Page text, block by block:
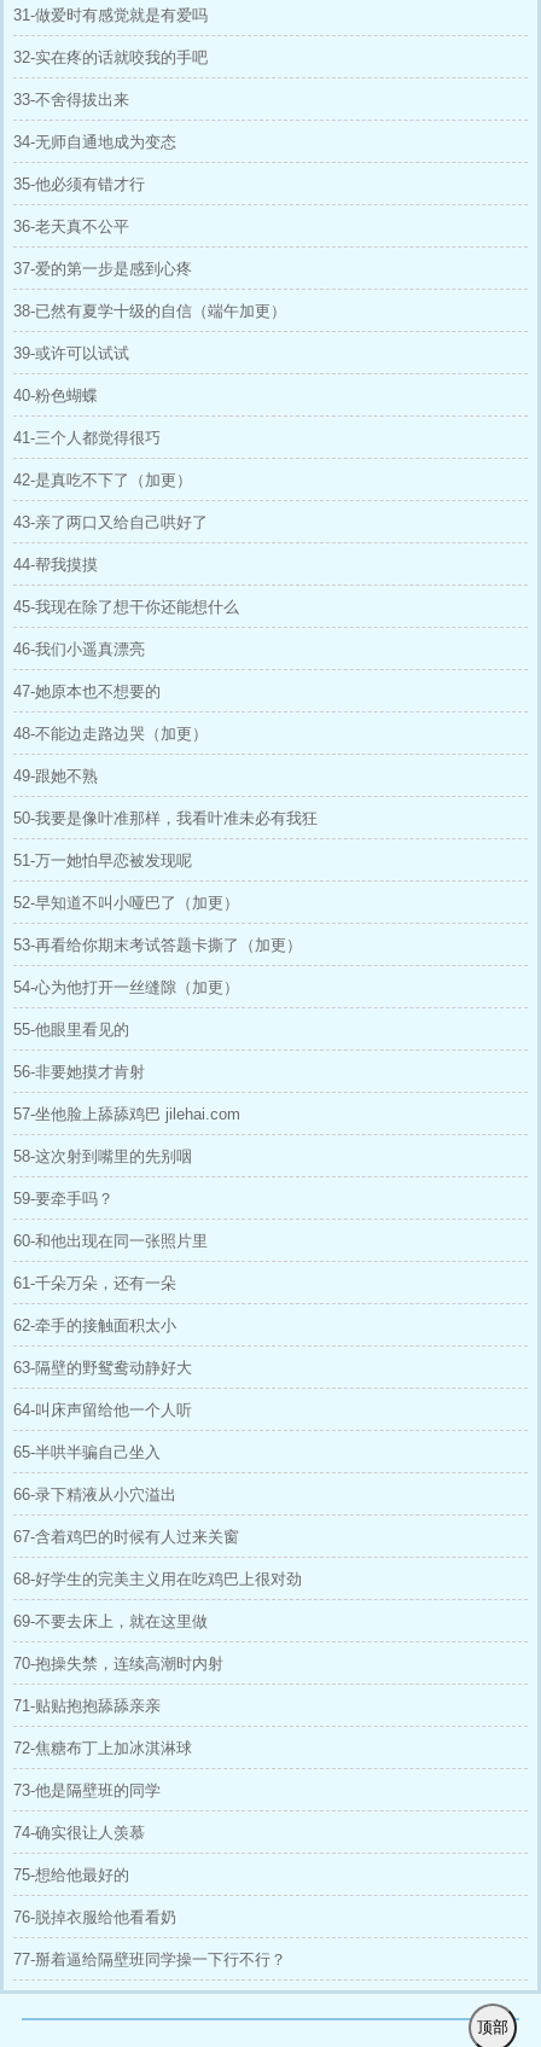
31-做爱时有感觉就是有爱吗
32-实在疼的话就咬我的手吧
33-不舍得拔出来
34-无师自通地成为变态
35-他必须有错才行
36-老天真不公平
37-爱的第一步是感到心疼
38-已然有夏学十级的自信（端午加更）
39-或许可以试试
40-粉色蝴蝶
41-三个人都觉得很巧
42-是真吃不下了（加更）
43-亲了两口又给自己哄好了
44-帮我摸摸
45-我现在除了想干你还能想什么
46-我们小遥真漂亮
47-她原本也不想要的
48-不能边走路边哭（加更）
49-跟她不熟
50-我要是像叶准那样，我看叶准未必有我狂
51-万一她怕早恋被发现呢
52-早知道不叫小哑巴了（加更）
53-再看给你期末考试答题卡撕了（加更）
54-心为他打开一丝缝隙（加更）
55-他眼里看见的
56-非要她摸才肯射
57-坐他脸上舔舔鸡巴 jilehai.com
58-这次射到嘴里的先别咽
59-要牵手吗？
60-和他出现在同一张照片里
61-千朵万朵，还有一朵
62-牵手的接触面积太小
63-隔壁的野鸳鸯动静好大
64-叫床声留给他一个人听
65-半哄半骗自己坐入
66-录下精液从小穴溢出
67-含着鸡巴的时候有人过来关窗
68-好学生的完美主义用在吃鸡巴上很对劲
69-不要去床上，就在这里做
70-抱操失禁，连续高潮时内射
71-贴贴抱抱舔舔亲亲
72-焦糖布丁上加冰淇淋球
73-他是隔壁班的同学
74-确实很让人羡慕
75-想给他最好的
76-脱掉衣服给他看看奶
77-掰着逼给隔壁班同学操一下行不行？
顶部